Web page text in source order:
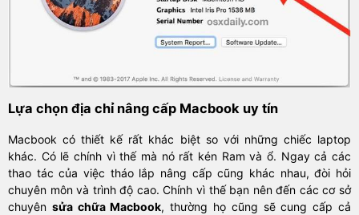
Lựa chọn địa chỉ nâng cấp Macbook uy tín
Macbook có thiết kế rất khác biệt so với những chiếc laptop
khác. Có lẽ chính vì thế mà nó rất kén Ram và ổ. Ngay cả các
thao tác của việc tháo lắp nâng cấp cũng khác nhau, đòi hỏi
chuyên môn và trình độ cao. Chính vì thế bạn nên đến các cơ sở
chuyên sửa chữa Macbook, thường họ cũng sẽ cung cấp cả